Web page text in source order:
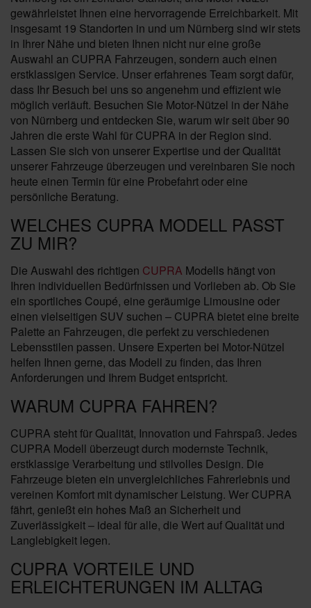
gewährleistet Ihnen eine hervorragende Erreichbarkeit. Mit
insgesamt 19 Standorten in und um Nürnberg sind wir stets
in Ihrer Nähe und bieten Ihnen nicht nur eine große
Auswahl an CUPRA Fahrzeugen, sondern auch einen
erstklassigen Service. Unser erfahrenes Team sorgt dafür,
dass Ihr Besuch bei uns so angenehm und effizient wie
möglich verläuft. Besuchen Sie Motor-Nützel in der Nähe
von Nürnberg und entdecken Sie, warum wir seit über 90
Jahren die erste Wahl für CUPRA in der Region sind.
Lassen Sie sich von unserer Expertise und der Qualität
unserer Fahrzeuge überzeugen und vereinbaren Sie noch
heute einen Termin für eine Probefahrt oder eine
persönliche Beratung.
WELCHES CUPRA MODELL PASST
ZU MIR?
Die Auswahl des richtigen CUPRA Modells hängt von
Ihren individuellen Bedürfnissen und Vorlieben ab. Ob Sie
ein sportliches Coupé, eine geräumige Limousine oder
einen vielseitigen SUV suchen – CUPRA bietet eine breite
Palette an Fahrzeugen, die perfekt zu verschiedenen
Lebensstilen passen. Unsere Experten bei Motor-Nützel
helfen Ihnen gerne, das Modell zu finden, das Ihren
Anforderungen und Ihrem Budget entspricht.
WARUM CUPRA FAHREN?
CUPRA steht für Qualität, Innovation und Fahrspaß. Jedes
CUPRA Modell überzeugt durch modernste Technik,
erstklassige Verarbeitung und stilvolles Design. Die
Fahrzeuge bieten ein unvergleichliches Fahrerlebnis und
vereinen Komfort mit dynamischer Leistung. Wer CUPRA
fährt, genießt ein hohes Maß an Sicherheit und
Zuverlässigkeit – ideal für alle, die Wert auf Qualität und
Langlebigkeit legen.
CUPRA VORTEILE UND
ERLEICHTERUNGEN IM ALLTAG